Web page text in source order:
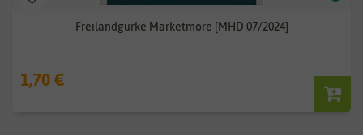
Freilandgurke Marketmore [MHD 07/2024]
1,70 €